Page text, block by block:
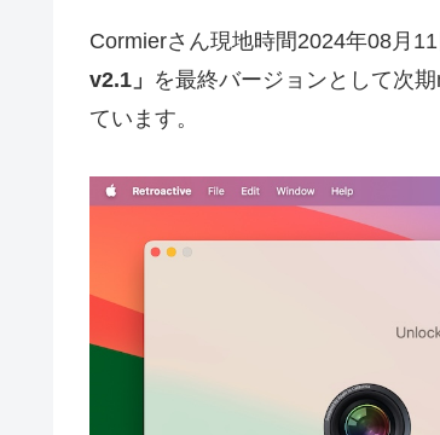
Cormierさん現地時間2024年08月
v2.1」 を最終バージョンとして次
ています。